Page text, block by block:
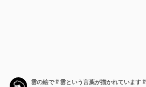
雲の絵で ⁇ 雲という言葉が描かれています ⁇